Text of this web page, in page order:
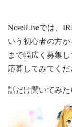
NovelLiveでは、
いう初心者の方
まで幅広く募集
応募してみてくだ
話だけ聞いてみ